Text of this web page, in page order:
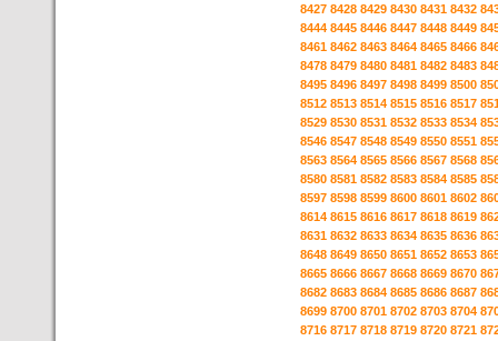
8427 8428 8429 8430 8431 8432
8444 8445 8446 8447 8448 8449
8461 8462 8463 8464 8465 8466
8478 8479 8480 8481 8482 8483
8495 8496 8497 8498 8499 8500
8512 8513 8514 8515 8516 8517
8529 8530 8531 8532 8533 8534
8546 8547 8548 8549 8550 8551
8563 8564 8565 8566 8567 8568
8580 8581 8582 8583 8584 8585
8597 8598 8599 8600 8601 8602
8614 8615 8616 8617 8618 8619
8631 8632 8633 8634 8635 8636
8648 8649 8650 8651 8652 8653
8665 8666 8667 8668 8669 8670
8682 8683 8684 8685 8686 8687
8699 8700 8701 8702 8703 8704
8716 8717 8718 8719 8720 8721